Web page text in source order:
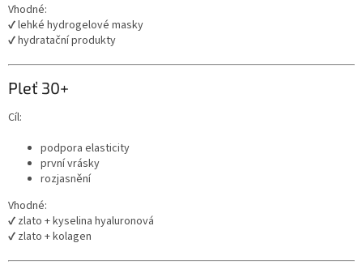
Vhodné:
✔ lehké hydrogelové masky
✔ hydratační produkty
Pleť 30+
Cíl:
podpora elasticity
první vrásky
rozjasnění
Vhodné:
✔ zlato + kyselina hyaluronová
✔ zlato + kolagen